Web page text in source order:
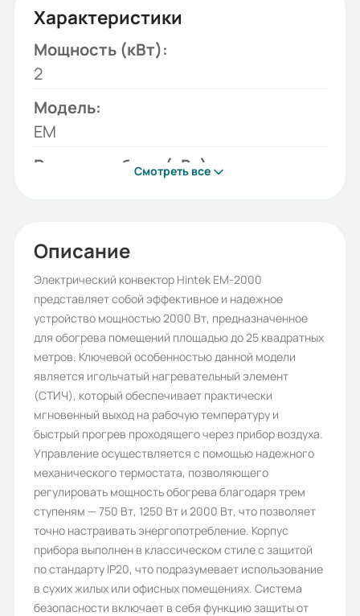
Характеристики
Мощность (кВт):
2
Модель:
EM
Режимы работы (кВт):
220
Бренд:
Hintek
Номинальный ток в фазе (A):
9,1
Обогреваемая площадь (м2):
20
Степень защиты (IP):
IP20
Источник тепла:
Электричество
Гарантия, лет:
1
Смотреть все
Описание
Электрический конвектор Hintek EM-2000
представляет собой эффективное и надежное
устройство мощностью 2000 Вт, предназначенное
для обогрева помещений площадью до 25 квадратных
метров. Ключевой особенностью данной модели
является игольчатый нагревательный элемент
(СТИЧ), который обеспечивает практически
мгновенный выход на рабочую температуру и
быстрый прогрев проходящего через прибор воздуха.
Управление осуществляется с помощью надежного
механического термостата, позволяющего
регулировать мощность обогрева благодаря трем
ступеням — 750 Вт, 1250 Вт и 2000 Вт, что позволяет
точно настраивать энергопотребление. Корпус
прибора выполнен в классическом стиле с защитой
по стандарту IP20, что подразумевает использование
в сухих жилых или офисных помещениях. Система
безопасности включает в себя функцию защиты от